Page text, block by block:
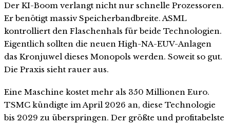
Der KI-Boom verlangt nicht nur schnelle Prozessoren.
Er benötigt massiv Speicherbandbreite. ASML
kontrolliert den Flaschenhals für beide Technologien.
Eigentlich sollten die neuen High-NA-EUV-Anlagen
das Kronjuwel dieses Monopols werden. Soweit so gut.
Die Praxis sieht rauer aus.
Eine Maschine kostet mehr als 350 Millionen Euro.
TSMC kündigte im April 2026 an, diese Technologie
bis 2029 zu überspringen. Der größte und profitabelste